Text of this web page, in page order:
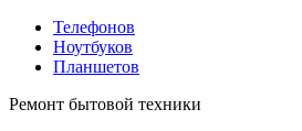
Телефонов
Ноутбуков
Планшетов
Ремонт бытовой техники